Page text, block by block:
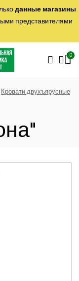
данные магазины
представителями
0
Кровати двухъярусные